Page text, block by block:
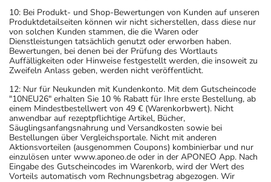
10: Bei Produkt- und Shop-Bewertungen von Kunden auf unseren
Produktdetailseiten können wir nicht sicherstellen, dass diese nur
von solchen Kunden stammen, die die Waren oder
Dienstleistungen tatsächlich genutzt oder erworben haben.
Bewertungen, bei denen bei der Prüfung des Wortlauts
Auffälligkeiten oder Hinweise festgestellt werden, die insoweit zu
Zweifeln Anlass geben, werden nicht veröffentlicht.
12: Nur für Neukunden mit Kundenkonto. Mit dem Gutscheincode
"10NEU26" erhalten Sie 10 % Rabatt für Ihre erste Bestellung, ab
einem Mindestbestellwert von 49 € (Warenkorbwert). Nicht
anwendbar auf rezeptpflichtige Artikel, Bücher,
Säuglingsanfangsnahrung und Versandkosten sowie bei
Bestellungen über Vergleichsportale. Nicht mit anderen
Aktionsvorteilen (ausgenommen Coupons) kombinierbar und nur
einzulösen unter www.aponeo.de oder in der APONEO App. Nach
Eingabe des Gutscheincodes im Warenkorb, wird der Wert des
Vorteils automatisch vom Rechnungsbetrag abgezogen. Wir